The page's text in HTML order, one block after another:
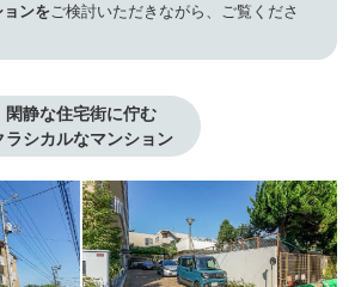
ョンをご検討いただきながら、ご覧くださ
閑静な住宅街に佇む
ラシカルなマンション